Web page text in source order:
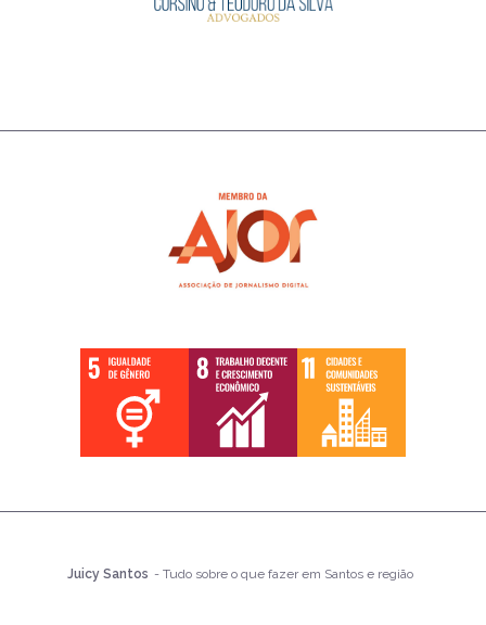
Juicy Santos - Tudo sobre o que fazer em Santos e região